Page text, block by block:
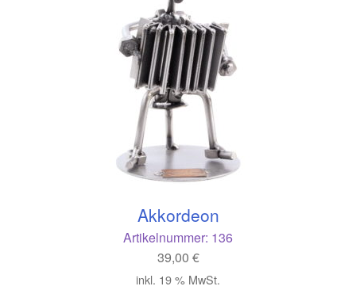
Akkordeon
Artikelnummer: 136
39,00 €
inkl. 19 % MwSt.